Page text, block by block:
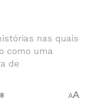
nas quais
como uma
de
AA